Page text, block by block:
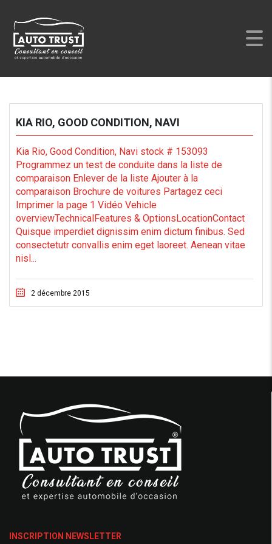
AUTO TRUST>LISTINGS
KIA RIO, GOOD CONDITION, NAVI
Kia Rio, Good Condition, Navi stock # 153093
Programmez un test de conduite dans la liste de
comparaison Enlever de la liste Ajouter à la
comparaison Brochure de voitures Partagez ceci
Imprimer la page 1 Vidéo Vehicle
overviewTechnicalFeatures & OptionsLocationContact
Quisque imperdiet dignissim enim dictum finibus. Sed
consectetutr convallis enim eget laoreet. Aenean vitae
nisl...
2 décembre 2015
INSCRIPTION NEWSLETTER